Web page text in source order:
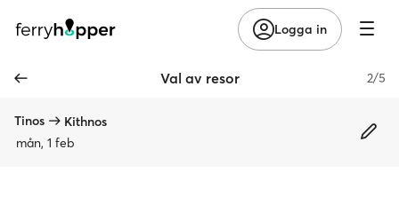
Logga in
Val av resor 2/5
Tinos
Kithnos
mån, 1 feb